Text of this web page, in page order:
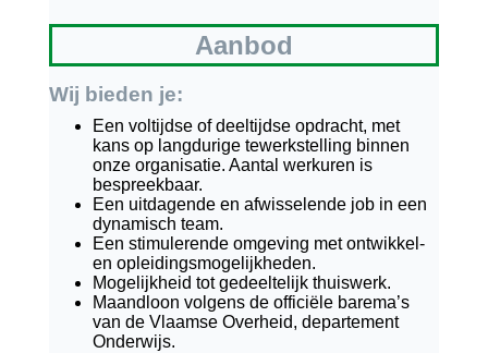
Aanbod
Wij bieden je:
Een voltijdse of deeltijdse opdracht, met
kans op langdurige tewerkstelling binnen
onze organisatie. Aantal werkuren is
bespreekbaar.
Een uitdagende en afwisselende job in een
dynamisch team.
Een stimulerende omgeving met ontwikkel-
en opleidingsmogelijkheden.
Mogelijkheid tot gedeeltelijk thuiswerk.
Maandloon volgens de officiële barema’s
van de Vlaamse Overheid, departement
Onderwijs.